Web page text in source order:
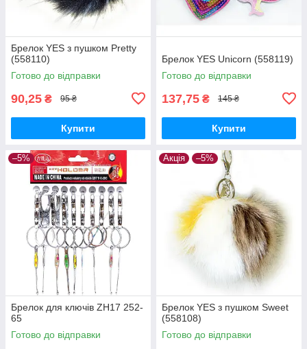
Брелок YES з пушком Pretty
(558110)
Готово до відправки
90,25 ₴ 95 ₴
Купити
Брелок YES Unicorn (558119)
Готово до відправки
137,75 ₴ 145 ₴
Купити
–5%
Брелок для ключів ZH17 252-
65
Готово до відправки
Акція –5%
Брелок YES з пушком Sweet
(558108)
Готово до відправки